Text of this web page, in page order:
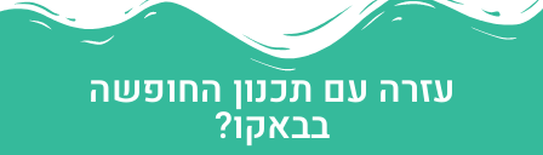
עזרה עם תכנון החופשה
בבאקו?